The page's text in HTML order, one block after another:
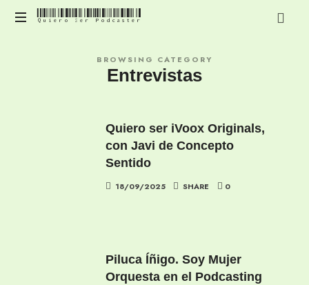
Quiero
Quiero Ser Podcaster
BROWSING CATEGORY
Entrevistas
Quiero ser iVoox Originals,
con Javi de Concepto
Sentido
18/09/2025 SHARE 0
Piluca Íñigo. Soy Mujer
Orquesta en el Podcasting